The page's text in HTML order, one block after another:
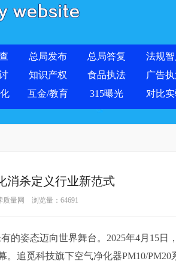
总局发布 总局答复 法规
知识产权 食品执法 广告
互金/教育 315曝光 对比
消杀定义行业新范式
质量网 浏览量： 64691
姿态迈向世界舞台。2025年4月15日
追觅科技旗下空气净化器PM10/PM20